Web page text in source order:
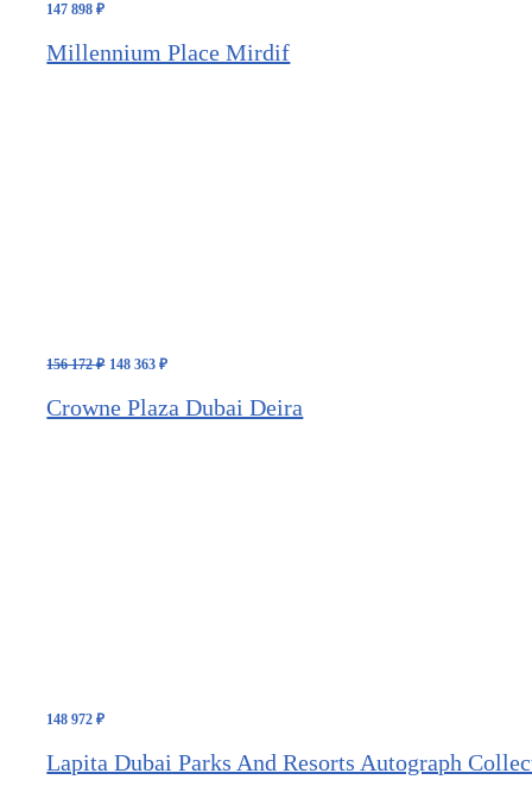
147 898₽
Millennium Place Mirdif
156 172₽ Первоначальная
составляла
156
148 363₽Текущая
363 ₽.
Crowne Plaza Dubai Deira
148 972₽
Lapita Dubai Parks And Resorts Autograph